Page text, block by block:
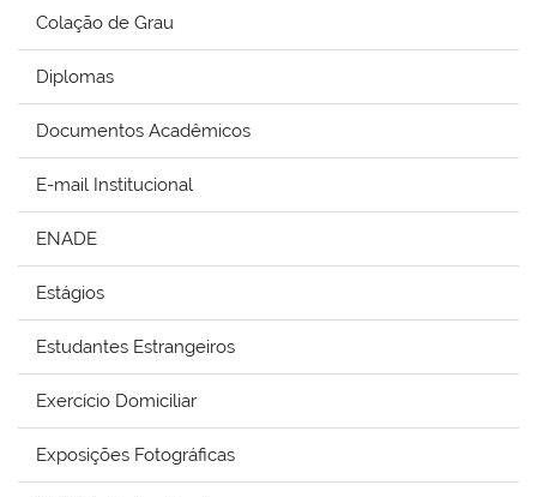
Colação de Grau
Diplomas
Documentos Acadêmicos
E-mail Institucional
ENADE
Estágios
Estudantes Estrangeiros
Exercício Domiciliar
Exposições Fotográficas